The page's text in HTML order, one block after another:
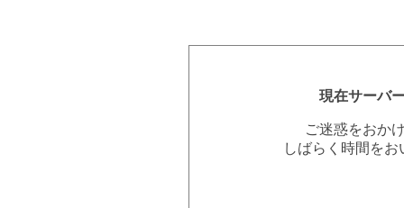
現在サーバ
ご迷惑をおか
しばらく時間を